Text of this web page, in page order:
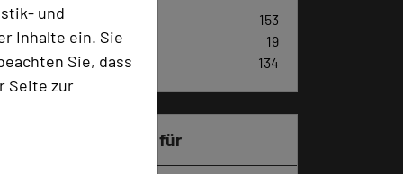
und
Inhalte ein. Sie
Sie, dass
Seite zur
Zimmer
153
Doppelzimmer
19
Einzelzimmer
134
Besonders geeignet für